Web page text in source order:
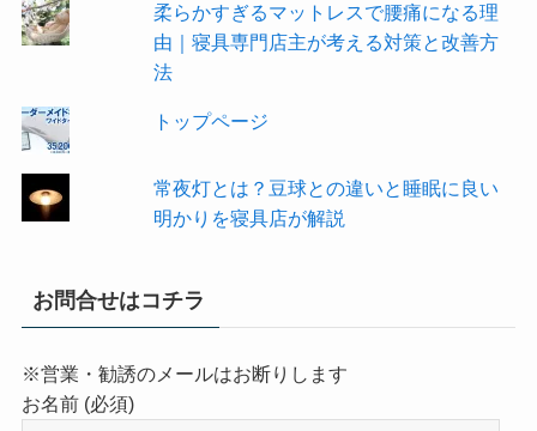
柔らかすぎるマットレスで腰痛になる理
由｜寝具専門店主が考える対策と改善方
法
トップページ
常夜灯とは？豆球との違いと睡眠に良い
明かりを寝具店が解説
お問合せはコチラ
※営業・勧誘のメールはお断りします
お名前 (必須)